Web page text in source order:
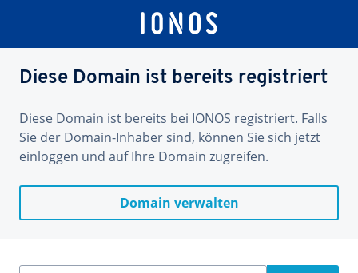
Diese Domain ist bereits registriert
Diese Domain ist bereits bei IONOS registriert. Falls
Sie der Domain-Inhaber sind, können Sie sich jetzt
einloggen und auf Ihre Domain zugreifen.
Domain verwalten